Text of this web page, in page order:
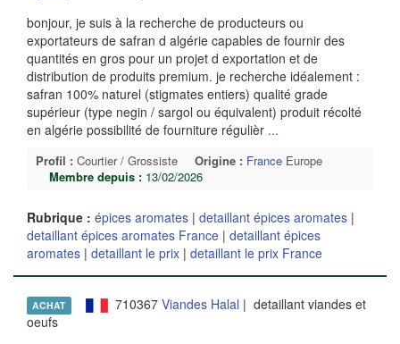
bonjour, je suis à la recherche de producteurs ou
exportateurs de safran d algérie capables de fournir des
quantités en gros pour un projet d exportation et de
distribution de produits premium. je recherche idéalement :
safran 100% naturel (stigmates entiers) qualité grade
supérieur (type negin / sargol ou équivalent) produit récolté
en algérie possibilité de fourniture régulièr ...
Profil : Courtier / Grossiste Origine : France Europe
Membre depuis : 13/02/2026
Rubrique : épices aromates | detaillant épices aromates |
detaillant épices aromates France | detaillant épices
aromates | detaillant le prix | detaillant le prix France
ACHAT 710367 Viandes Halal | detaillant viandes et
oeufs